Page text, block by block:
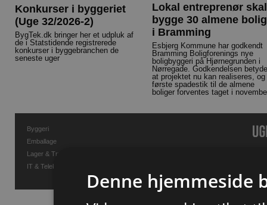
Konkurser i byggeriet
(Uge 32/2026-2)
BygTek.dk bringer her et udpluk af
de i Statstidende registrerede
konkurser i byggebranchen de
seneste uger
Lokal entreprenør skal
bygge 30 almene
i Bramming
Esbjerg Kommune har godkendt
Bramming Boligforenings nye
boligbyggeri på Hjørnegrunden i
Nørregade. Godkendelsen
at projektet nu kan realiseres, og
første spadestik til de almene
boliger forventes taget i
Byggeri
Emballage
Lager & Transport
IT & Telekommunikation
Denne hjemmeside